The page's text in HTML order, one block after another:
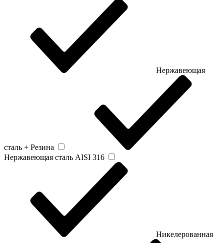
Нержавеющая
сталь + Резина
Нержавеющая сталь AISI 316
Никелерованная